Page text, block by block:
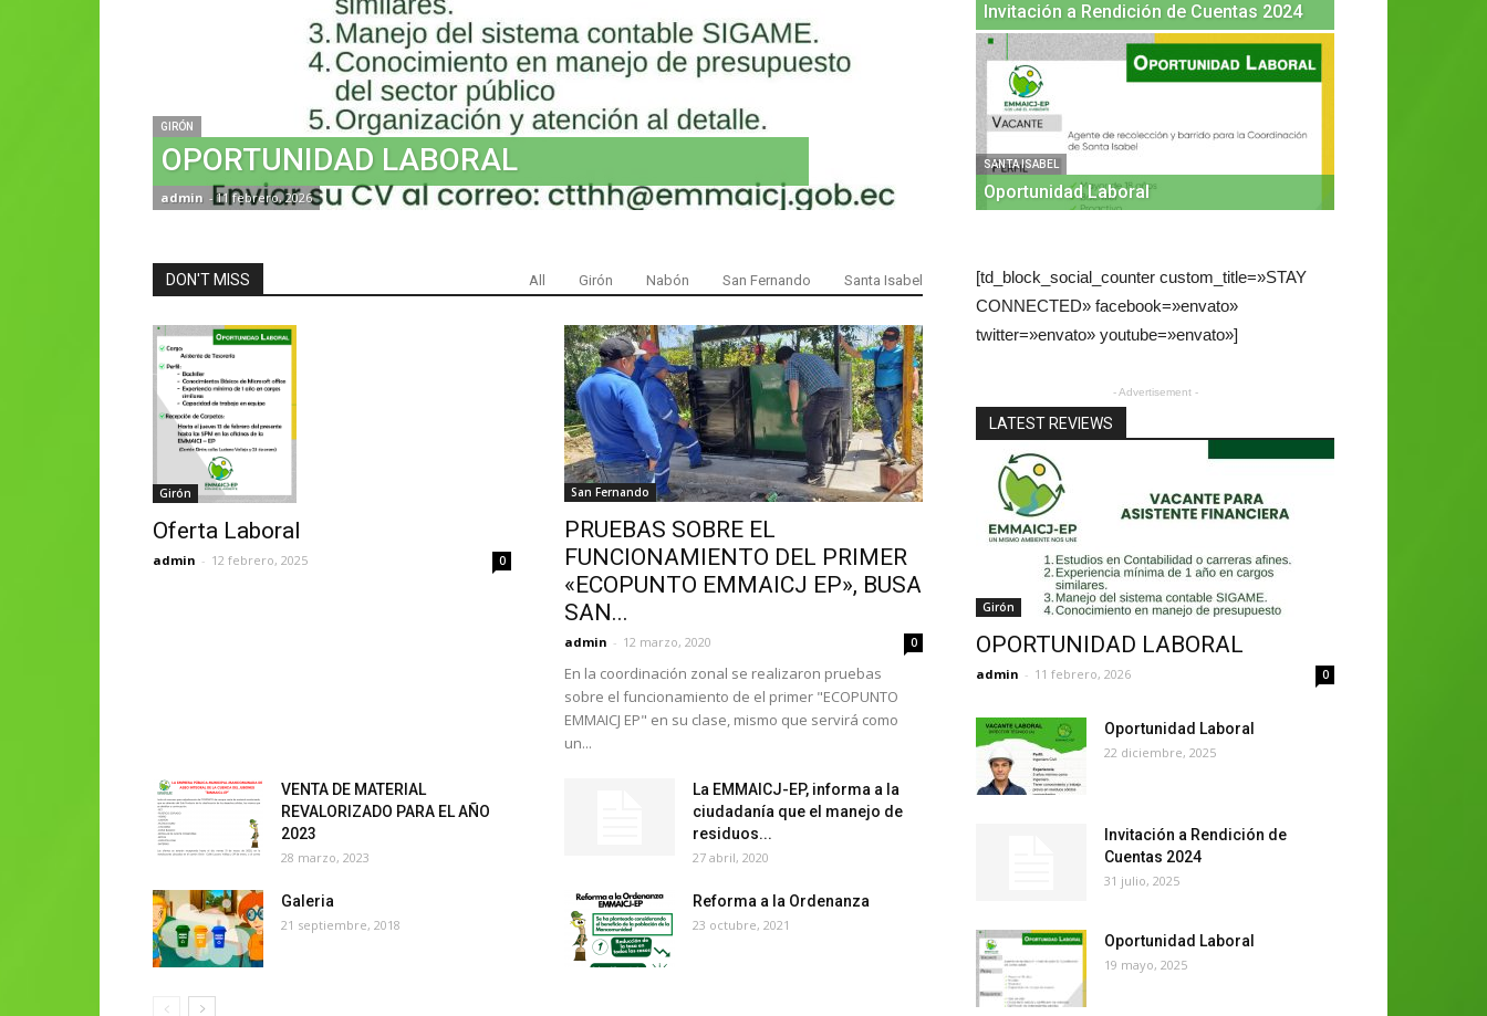
GIRÓN
OPORTUNIDAD LABORAL
admin -11 febrero, 2026
Invitación a Rendición de Cuentas 2024
SANTA ISABEL
Oportunidad Laboral
DON'T MISS All Girón Nabón San Fernando Santa Isabel
Girón
Oferta Laboral
admin - 12 febrero, 2025 0
San Fernando
PRUEBAS SOBRE EL
FUNCIONAMIENTO DEL PRIMER
«ECOPUNTO EMMAICJ EP», BUSA
SAN...
admin - 12 marzo, 2020 0
En la coordinación zonal se realizaron pruebas
sobre el funcionamiento de el primer "ECOPUNTO
EMMAICJ EP" en su clase, mismo que servirá como
un...
VENTA DE MATERIAL
REVALORIZADO PARA EL AÑO
2023
28 marzo, 2023
La EMMAICJ-EP, informa a la
ciudadanía que el manejo de
residuos...
27 abril, 2020
Galeria
21 septiembre, 2018
Reforma a la Ordenanza
23 octubre, 2021
[td_block_social_counter custom_title=»STAY
CONNECTED» facebook=»envato»
twitter=»envato» youtube=»envato»]
- Advertisement -
LATEST REVIEWS
Girón
OPORTUNIDAD LABORAL
admin - 11 febrero, 2026 0
Oportunidad Laboral
22 diciembre, 2025
Invitación a Rendición de
Cuentas 2024
31 julio, 2025
Oportunidad Laboral
19 mayo, 2025